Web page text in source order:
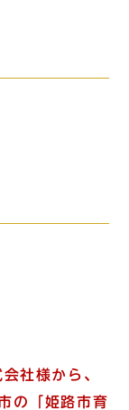
社様から、
の「 姫路市育